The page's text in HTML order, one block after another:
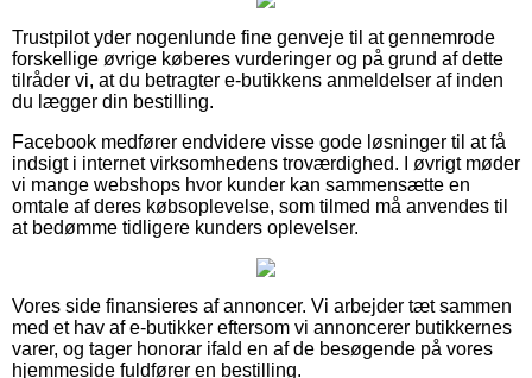
Trustpilot yder nogenlunde fine genveje til at gennemrode
forskellige øvrige køberes vurderinger og på grund af dette
tilråder vi, at du betragter e-butikkens anmeldelser af inden
du lægger din bestilling.
Facebook medfører endvidere visse gode løsninger til at få
indsigt i internet virksomhedens troværdighed. I øvrigt møder
vi mange webshops hvor kunder kan sammensætte en
omtale af deres købsoplevelse, som tilmed må anvendes til
at bedømme tidligere kunders oplevelser.
Vores side finansieres af annoncer. Vi arbejder tæt sammen
med et hav af e-butikker eftersom vi annoncerer butikkernes
varer, og tager honorar ifald en af de besøgende på vores
hjemmeside fuldfører en bestilling.